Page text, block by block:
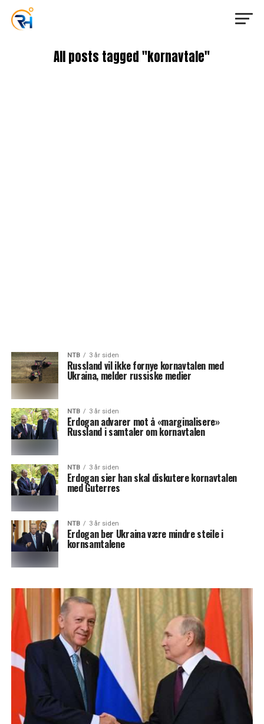
All posts tagged "kornavtale"
NTB 3 år siden
Russland vil ikke fornye kornavtalen med
Ukraina, melder russiske medier
NTB 3 år siden
Erdogan advarer mot å «marginalisere»
Russland i samtaler om kornavtalen
NTB 3 år siden
Erdogan sier han skal diskutere kornavtalen
med Guterres
NTB 3 år siden
Erdogan ber Ukraina være mindre steile i
kornsamtalene